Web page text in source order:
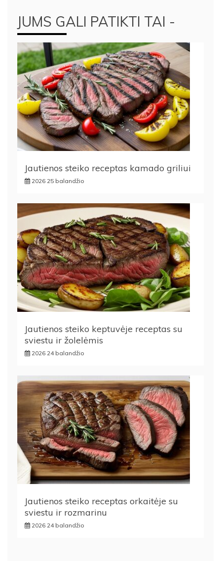
JUMS GALI PATIKTI TAI -
Jautienos steiko receptas kamado griliui
2026 25 balandžio
Jautienos steiko keptuvėje receptas su
sviestu ir žolelėmis
2026 24 balandžio
Jautienos steiko receptas orkaitėje su
sviestu ir rozmarinu
2026 24 balandžio